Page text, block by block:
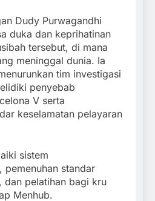
Dudy Purwagandhi
duka dan keprihatinan
tersebut, di mana
meninggal dunia. Ia
tim investigasi
penyebab
V serta
keselamatan pelayaran
sistem
pemenuhan standar
dan pelatihan bagi kru
Menhub.